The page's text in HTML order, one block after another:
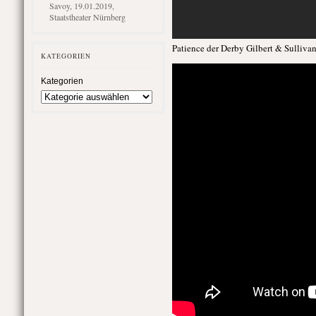
Savoy, 19.01.2019,
Staatstheater Nürnberg
KATEGORIEN
Kategorien
Patience der Derby Gilbert &